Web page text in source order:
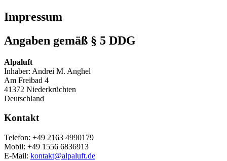
Impressum
Angaben gemäß § 5 DDG
Alpaluft
Inhaber: Andrei M. Anghel
Am Freibad 4
41372 Niederkrüchten
Deutschland
Kontakt
Telefon: +49 2163 4990179
Mobil: +49 1556 6836913
E-Mail: kontakt@alpaluft.de